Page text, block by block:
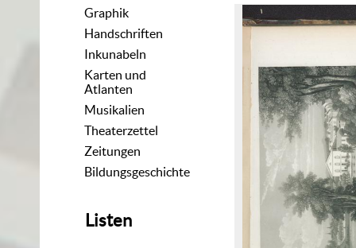
Graphik
Handschriften
Inkunabeln
Karten und
Atlanten
Musikalien
Theaterzettel
Zeitungen
Bildungsgeschichte
Listen